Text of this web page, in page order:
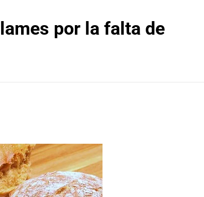
por la falta de